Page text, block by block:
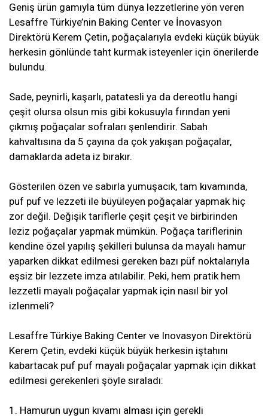
Geniş ürün gamıyla tüm dünya lezzetlerine yön veren
Lesaffre Türkiye’nin Baking Center ve İnovasyon
Direktörü Kerem Çetin, poğaçalarıyla evdeki küçük büyük
herkesin gönlünde taht kurmak isteyenler için önerilerde
bulundu.
Sade, peynirli, kaşarlı, patatesli ya da dereotlu hangi
çeşit olursa olsun mis gibi kokusuyla fırından yeni
çıkmış poğaçalar sofraları şenlendirir. Sabah
kahvaltısına da 5 çayına da çok yakışan poğaçalar,
damaklarda adeta iz bırakır.
Gösterilen özen ve sabırla yumuşacık, tam kıvamında,
puf puf ve lezzeti ile büyüleyen poğaçalar yapmak hiç
zor değil. Değişik tariflerle çeşit çeşit ve birbirinden
leziz poğaçalar yapmak mümkün. Poğaça tariflerinin
kendine özel yapılış şekilleri bulunsa da mayalı hamur
yaparken dikkat edilmesi gereken bazı püf noktalarıyla
eşsiz bir lezzete imza atılabilir. Peki, hem pratik hem
lezzetli mayalı poğaçalar yapmak için nasıl bir yol
izlenmeli?
Lesaffre Türkiye Baking Center ve Inovasyon Direktörü
Kerem Çetin, evdeki küçük büyük herkesin iştahını
kabartacak puf puf mayalı poğaçalar yapmak için dikkat
edilmesi gerekenleri şöyle sıraladı:
1. Hamurun uygun kıvamı alması için gerekli